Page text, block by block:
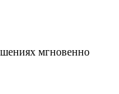
мгновенно